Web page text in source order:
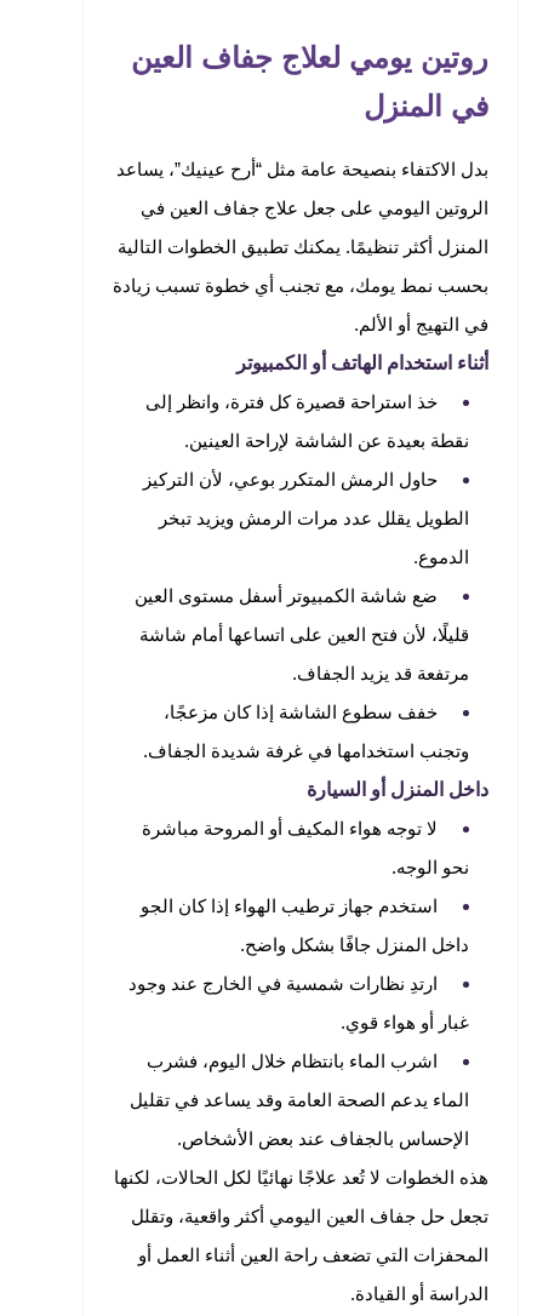
روتين يومي لعلاج جفاف العين
في المنزل
بدل الاكتفاء بنصيحة عامة مثل “أرح عينيك”، يساعد
الروتين اليومي على جعل علاج جفاف العين في
المنزل أكثر تنظيمًا. يمكنك تطبيق الخطوات التالية
بحسب نمط يومك، مع تجنب أي خطوة تسبب زيادة
في التهيج أو الألم.
أثناء استخدام الهاتف أو الكمبيوتر
خذ استراحة قصيرة كل فترة، وانظر إلى
نقطة بعيدة عن الشاشة لإراحة العينين.
حاول الرمش المتكرر بوعي، لأن التركيز
الطويل يقلل عدد مرات الرمش ويزيد تبخر
الدموع.
ضع شاشة الكمبيوتر أسفل مستوى العين
قليلًا، لأن فتح العين على اتساعها أمام شاشة
مرتفعة قد يزيد الجفاف.
خفف سطوع الشاشة إذا كان مزعجًا،
وتجنب استخدامها في غرفة شديدة الجفاف.
داخل المنزل أو السيارة
لا توجه هواء المكيف أو المروحة مباشرة
نحو الوجه.
استخدم جهاز ترطيب الهواء إذا كان الجو
داخل المنزل جافًا بشكل واضح.
ارتدِ نظارات شمسية في الخارج عند وجود
غبار أو هواء قوي.
اشرب الماء بانتظام خلال اليوم، فشرب
الماء يدعم الصحة العامة وقد يساعد في تقليل
الإحساس بالجفاف عند بعض الأشخاص.
هذه الخطوات لا تُعد علاجًا نهائيًا لكل الحالات، لكنها
تجعل حل جفاف العين اليومي أكثر واقعية، وتقلل
المحفزات التي تضعف راحة العين أثناء العمل أو
الدراسة أو القيادة.